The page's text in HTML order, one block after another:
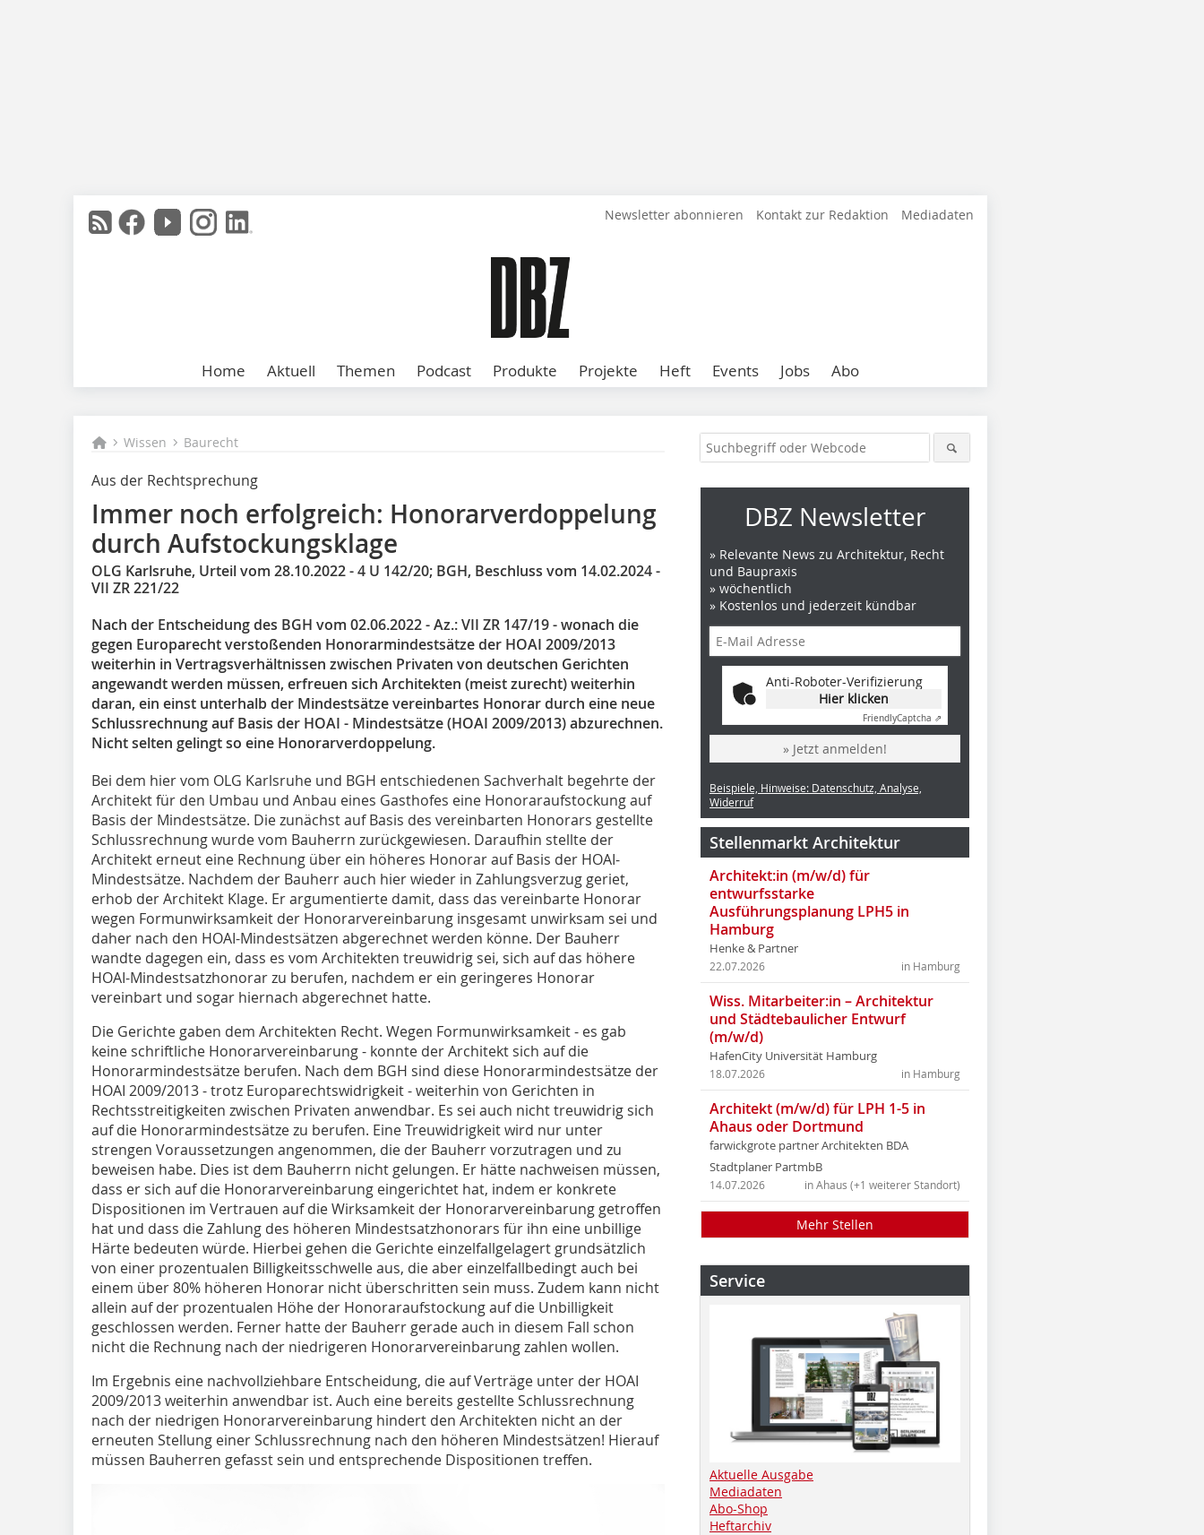
Newsletter abonnieren Kontakt zur Redaktion Mediadaten
Home Aktuell Themen Podcast Produkte Projekte Heft Events Jobs Abo
Wissen Baurecht
Aus der Rechtsprechung
Immer noch erfolgreich: Honorarverdoppelung
durch Aufstockungsklage
OLG Karlsruhe, Urteil vom 28.10.2022 - 4 U 142/20; BGH, Beschluss vom 14.02.2024 -
VII ZR 221/22
Nach der Entscheidung des BGH vom 02.06.2022 - Az.: VII ZR 147/19 - wonach die
gegen Europarecht verstoßenden Honorarmindestsätze der HOAI 2009/2013
weiterhin in Vertragsverhältnissen zwischen Privaten von deutschen Gerichten
angewandt werden müssen, erfreuen sich Architekten (meist zurecht) weiterhin
daran, ein einst unterhalb der Mindestsätze vereinbartes Honorar durch eine neue
Schlussrechnung auf Basis der HOAI - Mindestsätze (HOAI 2009/2013) abzurechnen.
Nicht selten gelingt so eine Honorarverdoppelung.
Bei dem hier vom OLG Karlsruhe und BGH entschiedenen Sachverhalt begehrte der
Architekt für den Umbau und Anbau eines Gasthofes eine Honoraraufstockung auf
Basis der Mindestsätze. Die zunächst auf Basis des vereinbarten Honorars gestellte
Schlussrechnung wurde vom Bauherrn zurückgewiesen. Daraufhin stellte der
Architekt erneut eine Rechnung über ein höheres Honorar auf Basis der HOAI-
Mindestsätze. Nachdem der Bauherr auch hier wieder in Zahlungsverzug geriet,
erhob der Architekt Klage. Er argumentierte damit, dass das vereinbarte Honorar
wegen Formunwirksamkeit der Honorarvereinbarung insgesamt unwirksam sei und
daher nach den HOAI-Mindestsätzen abgerechnet werden könne. Der Bauherr
wandte dagegen ein, dass es vom Architekten treuwidrig sei, sich auf das höhere
HOAI-Mindestsatzhonorar zu berufen, nachdem er ein geringeres Honorar
vereinbart und sogar hiernach abgerechnet hatte.
Die Gerichte gaben dem Architekten Recht. Wegen Formunwirksamkeit - es gab
keine schriftliche Honorarvereinbarung - konnte der Architekt sich auf die
Honorarmindestsätze berufen. Nach dem BGH sind diese Honorarmindestsätze der
HOAI 2009/2013 - trotz Europarechtswidrigkeit - weiterhin von Gerichten in
Rechtsstreitigkeiten zwischen Privaten anwendbar. Es sei auch nicht treuwidrig sich
auf die Honorarmindestsätze zu berufen. Eine Treuwidrigkeit wird nur unter
strengen Voraussetzungen angenommen, die der Bauherr vorzutragen und zu
beweisen habe. Dies ist dem Bauherrn nicht gelungen. Er hätte nachweisen müssen,
dass er sich auf die Honorarvereinbarung eingerichtet hat, indem er konkrete
Dispositionen im Vertrauen auf die Wirksamkeit der Honorarvereinbarung getroffen
hat und dass die Zahlung des höheren Mindestsatzhonorars für ihn eine unbillige
Härte bedeuten würde. Hierbei gehen die Gerichte einzelfallgelagert grundsätzlich
von einer prozentualen Billigkeitsschwelle aus, die aber einzelfallbedingt auch bei
einem über 80% höheren Honorar nicht überschritten sein muss. Zudem kann nicht
allein auf der prozentualen Höhe der Honoraraufstockung auf die Unbilligkeit
geschlossen werden. Ferner hatte der Bauherr gerade auch in diesem Fall schon
nicht die Rechnung nach der niedrigeren Honorarvereinbarung zahlen wollen.
Im Ergebnis eine nachvollziehbare Entscheidung, die auf Verträge unter der HOAI
2009/2013 weiterhin anwendbar ist. Auch eine bereits gestellte Schlussrechnung
nach der niedrigen Honorarvereinbarung hindert den Architekten nicht an der
erneuten Stellung einer Schlussrechnung nach den höheren Mindestsätzen! Hierauf
müssen Bauherren gefasst sein und entsprechende Dispositionen treffen.
DBZ Newsletter
» Relevante News zu Architektur, Recht
und Baupraxis
» wöchentlich
» Kostenlos und jederzeit kündbar
Anti-Roboter-Verifizierung
Hier klicken
FriendlyCaptcha ⇗
» Jetzt anmelden!
Beispiele, Hinweise: Datenschutz, Analyse,
Widerruf
Stellenmarkt Architektur
Architekt:in (m/w/d) für
entwurfsstarke
Ausführungsplanung LPH5 in
Hamburg
Henke & Partner
in Hamburg
22.07.2026
Wiss. Mitarbeiter:in – Architektur
und Städtebaulicher Entwurf
(m/w/d)
HafenCity Universität Hamburg
in Hamburg
18.07.2026
Architekt (m/w/d) für LPH 1-5 in
Ahaus oder Dortmund
farwickgrote partner Architekten BDA
Stadtplaner PartmbB
in Ahaus (+1 weiterer Standort)
14.07.2026
Mehr Stellen
Service
Aktuelle Ausgabe
Mediadaten
Abo-Shop
Heftarchiv